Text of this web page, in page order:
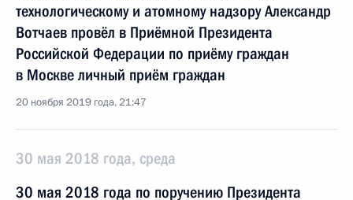
технологическому и атомному надзору Александр
Вотчаев провёл в Приёмной Президента
Российской Федерации по приёму граждан
в Москве личный приём граждан
20 ноября 2019 года, 21:47
30 мая 2018 года, среда
30 мая 2018 года по поручению Президента